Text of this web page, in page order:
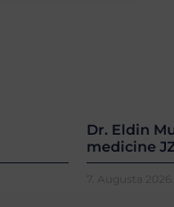
Dr. Eldin
medicine
7. Augusta 2026.